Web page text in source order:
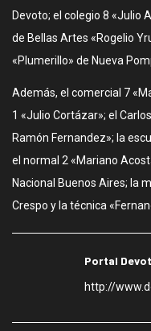
Devoto; el colegio 8 «Julio
de Bellas Artes «Rogelio
«Plumerillo» de Nueva
Además, el comercial 7
1 «Julio Cortázar»; el
Ramón Fernandez»; la
el normal 2 «Mariano
Nacional Buenos Aires; la
Crespo y la técnica
Portal
http://